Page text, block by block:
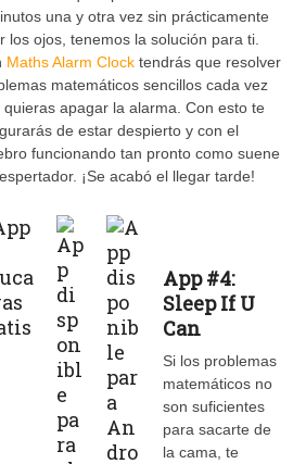
una y otra vez sin prácticamente
los ojos, tenemos la solución para ti.
Maths Alarm Clock tendrás que resolver
matemáticos sencillos cada vez
quieras apagar la alarma. Con esto te
de estar despierto y con el
funcionando tan pronto como suene
¡Se acabó el llegar tarde!
App #4:
Sleep If U
Can
Si los problemas
matemáticos no
son suficientes
para sacarte de
la cama, te